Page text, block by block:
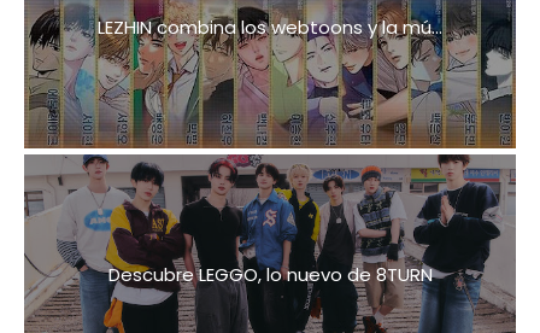
LEZHIN combina los webtoons y la mú...
Descubre LEGGO, lo nuevo de 8TURN